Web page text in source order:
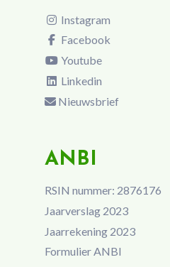
Instagram
Facebook
Youtube
Linkedin
Nieuwsbrief
ANBI
RSIN nummer: 2876176
Jaarverslag 2023
Jaarrekening 2023
Formulier ANBI